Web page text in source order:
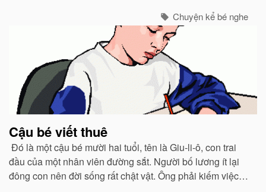
Chuyện kể bé nghe
Cậu bé viết thuê
Đó là một cậu bé mười hai tuổi, tên là Giu-li-ô, con trai
đầu của một nhân viên đường sắt. Người bố lương ít lại
đông con nên đời sống rất chật vật. Ông phải kiếm việc